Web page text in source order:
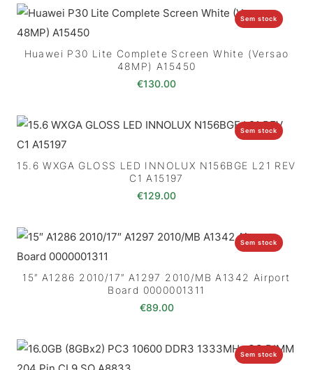
Sem stock
Huawei P30 Lite Complete Screen White (Versao
48MP) A15450
€130.00
Sem stock
15.6 WXGA GLOSS LED INNOLUX N156BGE L21 REV
C1 A15197
€129.00
Sem stock
15″ A1286 2010/17″ A1297 2010/MB A1342 Airport
Board 0000001311
€89.00
Sem stock